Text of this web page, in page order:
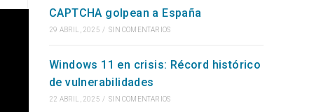
CAPTCHA golpean a España
29 ABRIL, 2025 / SIN COMENTARIOS
Windows 11 en crisis: Récord histórico
de vulnerabilidades
22 ABRIL, 2025 / SIN COMENTARIOS